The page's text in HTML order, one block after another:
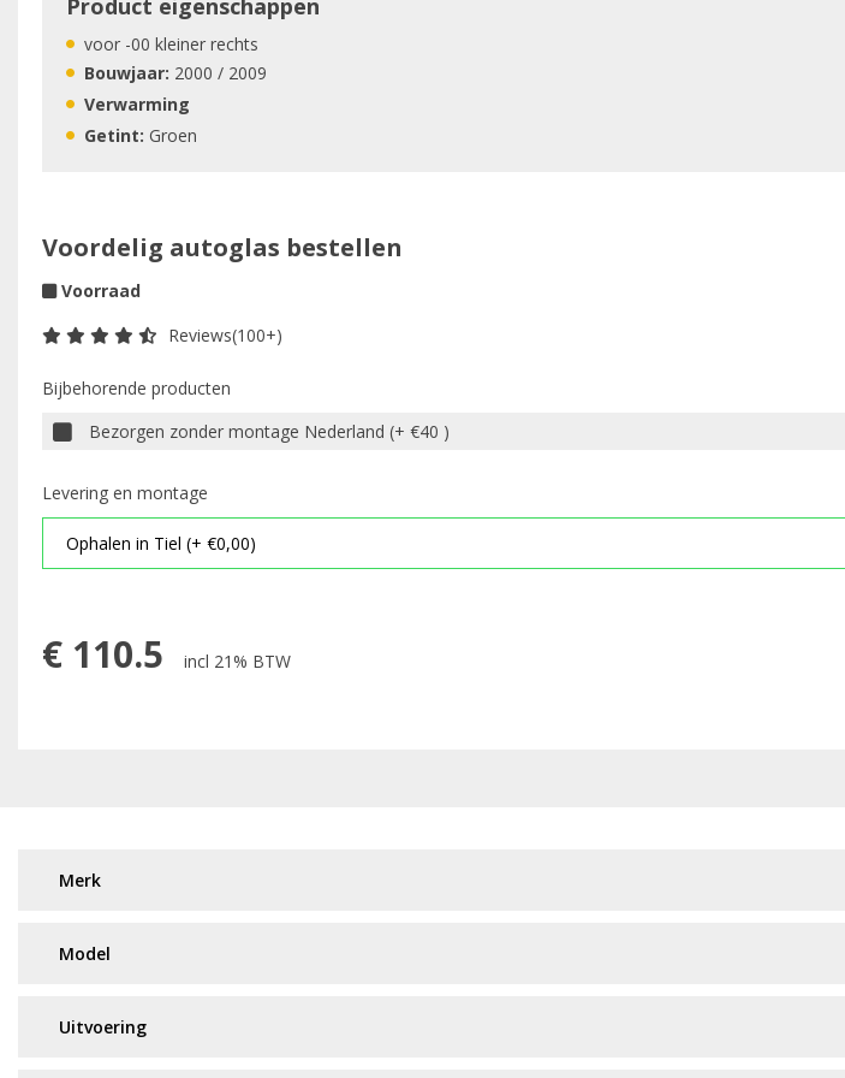
Product eigenschappen
voor -00 kleiner rechts
Bouwjaar: 2000 / 2009
Verwarming
Getint: Groen
Voordelig autoglas bestellen
Voorraad
Reviews(100+)
Bijbehorende producten
Bezorgen zonder montage Nederland (+ €40 )
Levering en montage
€ 110.5 incl 21% BTW